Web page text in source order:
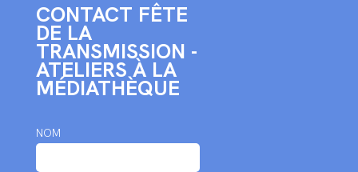
CONTACT FÊTE
DE LA
TRANSMISSION -
ATELIERS À LA
MÉDIATHÈQUE
NOM